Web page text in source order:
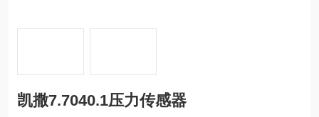
凯撒7.7040.1压力传感器